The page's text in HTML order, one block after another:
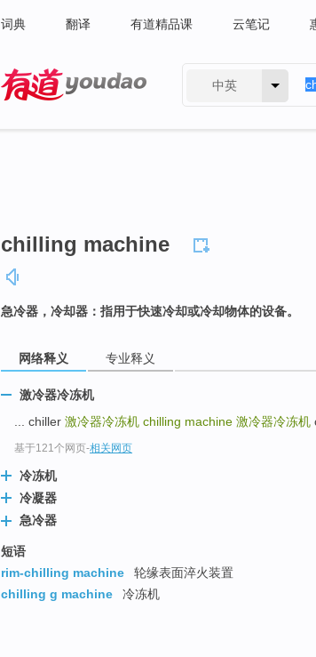
词典 翻译 有道精品课 云笔记
中英
chilling machine
急冷器，冷却器：指用于快速冷却或冷却物体的设备。
网络释义 专业释义
激冷器冷冻机
... chiller 激冷器冷冻机 chilling machine 激冷器冷冻机
基于121个网页-相关网页
冷冻机
冷凝器
急冷器
短语
rim-chilling machine
轮缘表面淬火装置
chilling g machine
冷冻机